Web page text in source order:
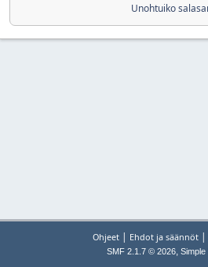
Unohtuiko
Ohjeet | Ehdot ja säännöt |
SMF 2.1.7 © 2026, Simple